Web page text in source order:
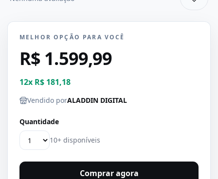
MELHOR OPÇÃO PARA VOCÊ
R$ 1.599,99
12x R$ 181,18
Vendido porALADDIN DIGITAL
Quantidade
10+ disponíveis
Comprar agora